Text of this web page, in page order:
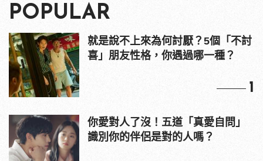
POPULAR
就是說不上來為何討厭？5個「不討
喜」朋友性格，你遇過哪一種？
1
你愛對人了沒！五道「真愛自問」
識別你的伴侶是對的人嗎？